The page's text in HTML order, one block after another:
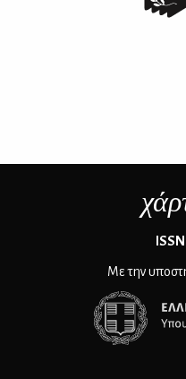
Με την